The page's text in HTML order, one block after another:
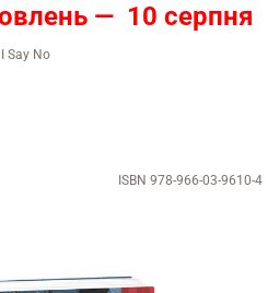
— 10 серпня
I Say No
ISBN 978-966-03-9610-4